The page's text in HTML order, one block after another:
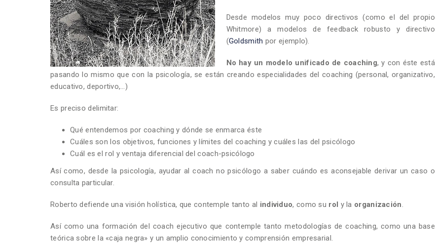
Desde modelos muy poco directivos (como el del propio
Whitmore) a modelos de feedback robusto y directivo
(Goldsmith por ejemplo).
No hay un modelo unificado de coaching, y con éste está
pasando lo mismo que con la psicología, se están creando especialidades del coaching (personal, organizativo,
educativo, deportivo,…)
Es preciso delimitar:
Qué entendemos por coaching y dónde se enmarca éste
Cuáles son los objetivos, funciones y límites del coaching y cuáles las del psicólogo
Cuál es el rol y ventaja diferencial del coach-psicólogo
Así como, desde la psicología, ayudar al coach no psicólogo a saber cuándo es aconsejable derivar un caso o
consulta particular.
Roberto defiende una visión holística, que contemple tanto al individuo, como su rol y la organización
Así como una formación del coach ejecutivo que contemple tanto metodologías de coaching, como una base
teórica sobre la «caja negra» y un amplio conocimiento y comprensión empresarial.